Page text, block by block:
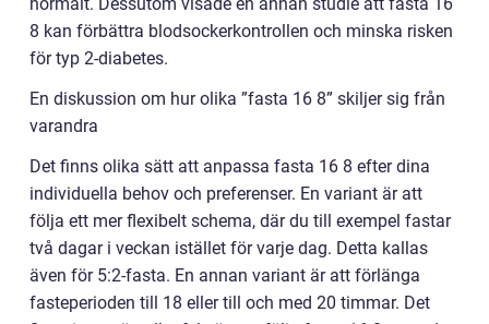
8 kan förbättra blodsockerkontrollen och minska risken
för typ 2-diabetes.
En diskussion om hur olika ”fasta 16 8” skiljer sig från
varandra
Det finns olika sätt att anpassa fasta 16 8 efter dina
individuella behov och preferenser. En variant är att
följa ett mer flexibelt schema, där du till exempel fastar
två dagar i veckan istället för varje dag. Detta kallas
även för 5:2-fasta. En annan variant är att förlänga
fasteperioden till 18 eller till och med 20 timmar. Det